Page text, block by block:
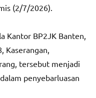
(2/7/2026).
Kantor BP2JK Banten,
Kaserangan,
tersebut menjadi
penyebarluasan